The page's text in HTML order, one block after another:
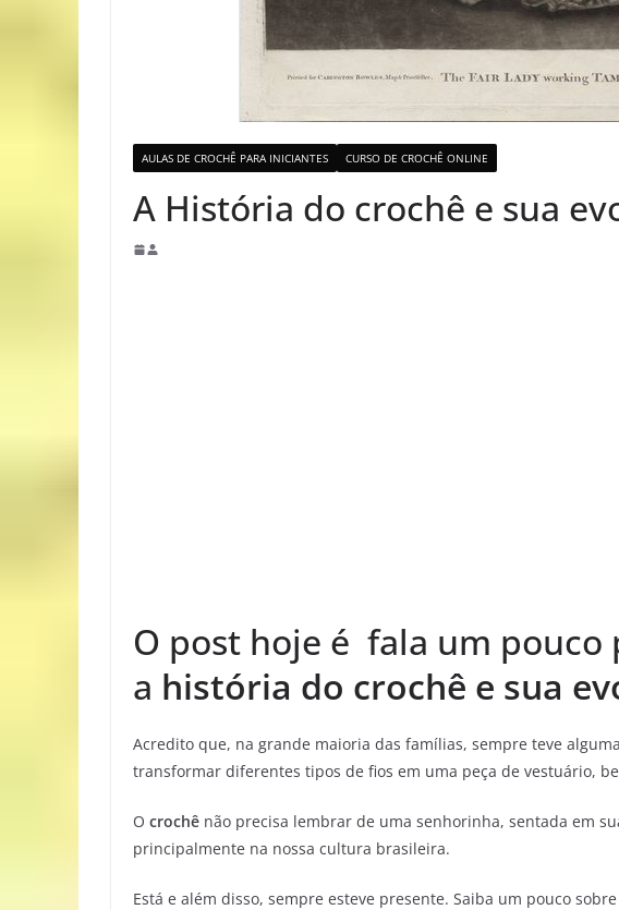
AULAS DE CROCHÊ PARA INICIANTES CURSO DE CROCHÊ ONLINE
A História do crochê e sua
O post hoje é fala um pouco
a história do crochê e sua
Acredito que, na grande maioria das famílias, sempre teve
transformar diferentes tipos de fios em uma peça de vestuário,
O crochê não precisa lembrar de uma senhorinha, sentada em
principalmente na nossa cultura brasileira.
Está e além disso, sempre esteve presente. Saiba um pouco